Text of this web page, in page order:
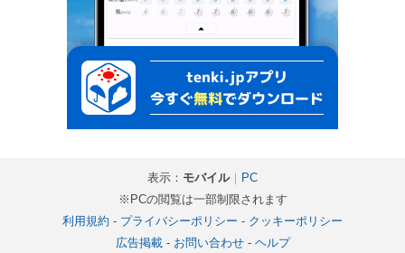
表示： モバイル｜ PC
※PCの閲覧は一部制限されます
利用規約 - プライバシーポリシー - クッキーポリシー
広告掲載- お問い合わせ- ヘルプ